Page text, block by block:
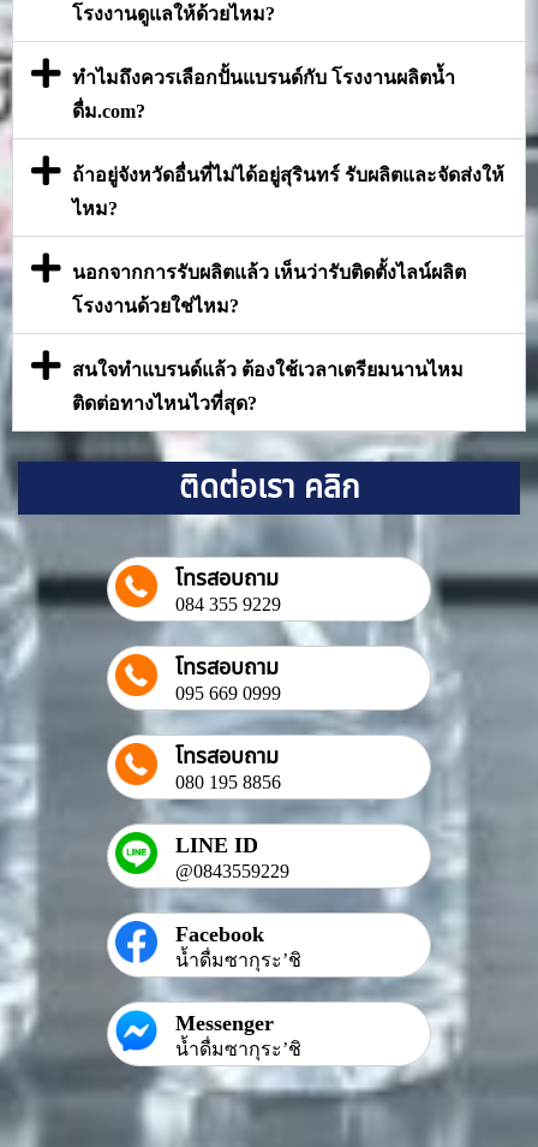
โรงงานดูแลให้ด้วยไหม?
ทำไมถึงควรเลือกปั้นแบรนด์กับ โรงงานผลิตน้ำ
ดื่ม.com?
ถ้าอยู่จังหวัดอื่นที่ไม่ได้อยู่สุรินทร์ รับผลิตและจัดส่งให้
ไหม?
นอกจากการรับผลิตแล้ว เห็นว่ารับติดตั้งไลน์ผลิต
โรงงานด้วยใช่ไหม?
สนใจทำแบรนด์แล้ว ต้องใช้เวลาเตรียมนานไหม
ติดต่อทางไหนไวที่สุด?
ติดต่อเรา คลิก
โทรสอบถาม
084 355 9229
โทรสอบถาม
095 669 0999
โทรสอบถาม
080 195 8856
LINE ID
@0843559229
Facebook
น้ำดื่มซากุระ’ชิ
Messenger
น้ำดื่มซากุระ’ชิ